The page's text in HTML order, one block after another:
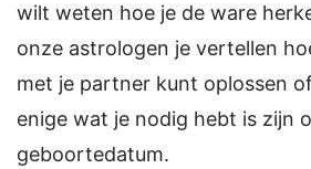
wilt weten hoe je de ware
onze astrologen je vertellen
met je partner kunt oplossen
enige wat je nodig hebt is zijn
geboortedatum.